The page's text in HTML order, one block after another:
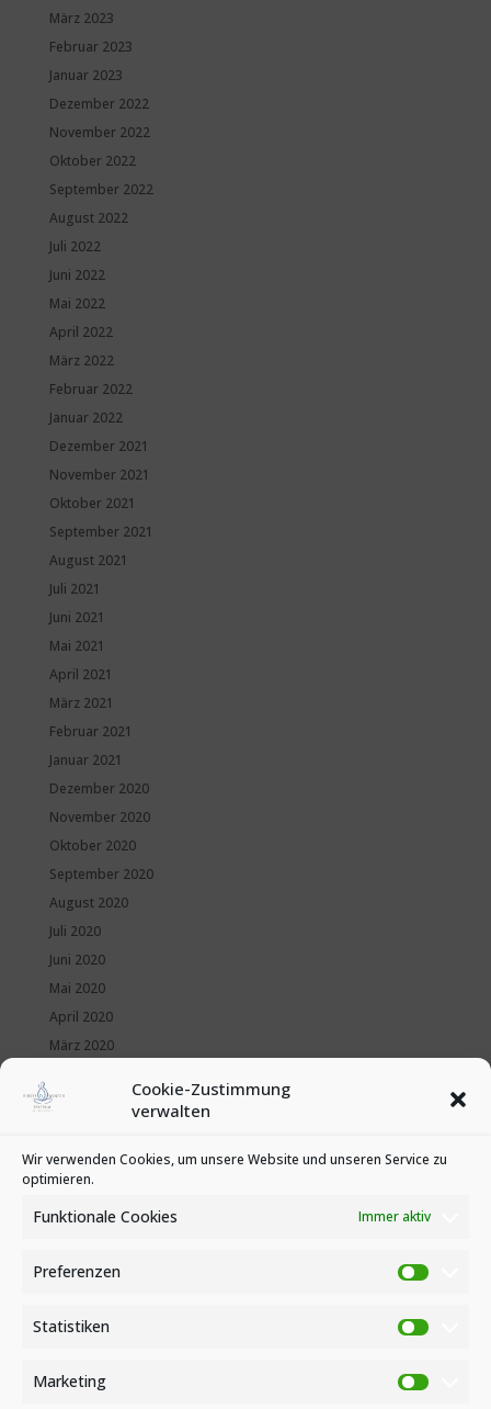
Cookie-Zustimmung
verwalten
Wir verwenden Cookies, um unsere Website und unseren Service zu
optimieren.
Funktionale Cookies Immer aktiv
Preferenzen
Statistiken
Marketing
März 2023
Februar 2023
Januar 2023
Dezember 2022
November 2022
Oktober 2022
September 2022
August 2022
Juli 2022
Juni 2022
Mai 2022
April 2022
März 2022
Februar 2022
Januar 2022
Dezember 2021
November 2021
Oktober 2021
September 2021
August 2021
Juli 2021
Juni 2021
Mai 2021
April 2021
März 2021
Februar 2021
Januar 2021
Dezember 2020
November 2020
Oktober 2020
September 2020
August 2020
Juli 2020
Juni 2020
Mai 2020
April 2020
März 2020
Januar 2020
Kategorien
News
Veranstaltungen